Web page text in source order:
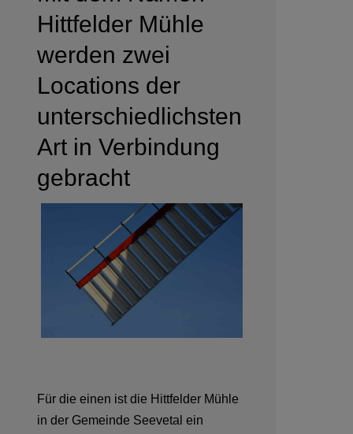
Hittfelder Mühle
werden zwei
Locations der
unterschiedlichsten
Art in Verbindung
gebracht
Für die einen ist die Hittfelder Mühle
in der Gemeinde Seevetal ein